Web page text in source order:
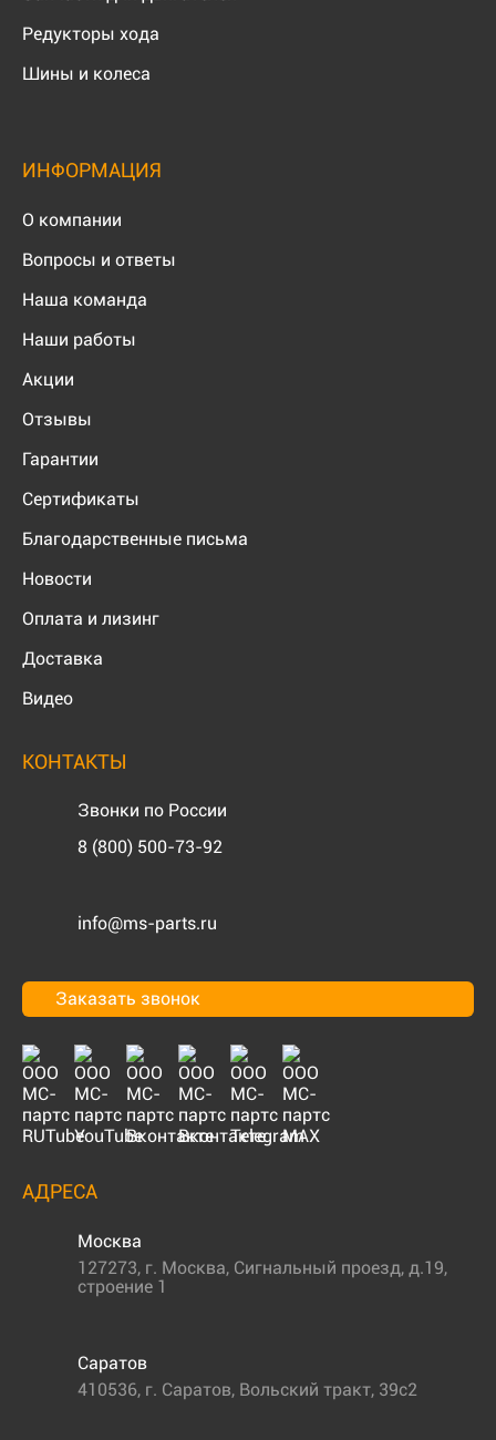
Редукторы хода
Шины и колеса
ИНФОРМАЦИЯ
О компании
Вопросы и ответы
Наша команда
Наши работы
Акции
Отзывы
Гарантии
Сертификаты
Благодарственные письма
Новости
Оплата и лизинг
Доставка
Видео
КОНТАКТЫ
Звонки по России
8 (800) 500-73-92
info@ms-parts.ru
Заказать звонок
АДРЕСА
Москва
127273, г. Москва, Сигнальный проезд, д.19,
строение 1
Саратов
410536, г. Саратов, Вольский тракт, 39с2